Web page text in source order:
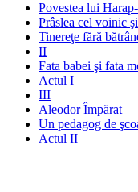
Povestea lui
Prâslea cel voinic
Tinereţe fără
II
Fata babei şi fata
Actul I
III
Aleodor Împărat
Un pedagog de
Actul II